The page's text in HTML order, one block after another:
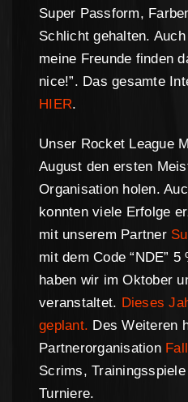
Super Passform,
Schlicht gehalten.
meine Freunde finden
nice!”. Das gesamte
HIER.
Unser Rocket League
August den ersten
Organisation holen.
konnten viele Erfolge
mit unserem Partner
mit dem Code “NDE”
haben wir im Oktober
veranstaltet. Dieses
geplant. Des Weiteren
Partnerorganisation
Scrims,
Turniere.